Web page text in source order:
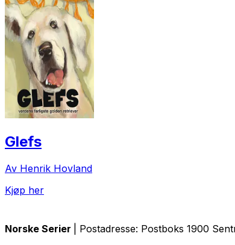
Glefs
Av Henrik Hovland
Kjøp her
Norske Serier | Postadresse: Postboks 1900